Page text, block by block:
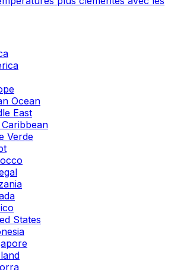
Ocean
East
Verde
States